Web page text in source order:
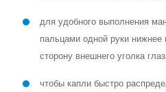
для удобного выполнения
пальцами одной руки нижнее
сторону внешнего уголка
чтобы капли быстро